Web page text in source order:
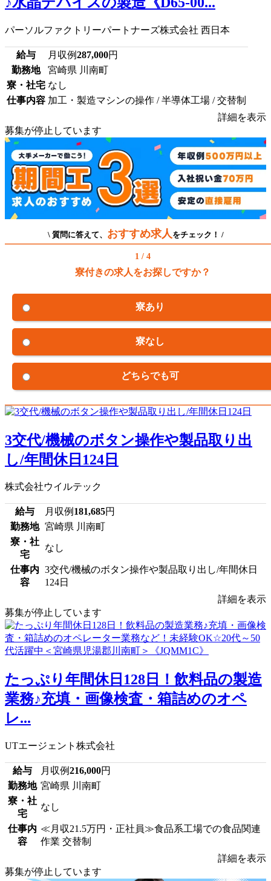
パーソルファクトリーパートナーズ株式会社 西日本
給与 月収例287,000円
勤務地
宮崎県 川南町
寮・社宅 なし
仕事内容 加工・製造マシンの操作 / 半導体工場 / 交替制
詳細を表示
募集が停止しています
\ 質問に答えて、 おすすめ求人 をチェック！ /
1 / 4
寮付きの求人をお探しですか？
寮あり
寮なし
どちらでも可
3交代/機械のボタン操作や製品取り出
し/年間休日124日
株式会社ウイルテック
給与 月収例 181,685円
勤務地 宮崎県 川南町
寮・社
宅
なし
仕事内
容
3交代/機械のボタン操作や製品取り出し/年間休日
124日
詳細を表示
募集が停止しています
たっぷり年間休日128日！飲料品の製造
業務♪充填・画像検査・箱詰めのオペ
レ...
UTエージェント株式会社
給与 月収例216,000円
勤務地 宮崎県 川南町
寮・社
宅
なし
仕事内
容
≪月収21.5万円・正社員≫食品系工場での食品関連
作業 交替制
詳細を表示
募集が停止しています